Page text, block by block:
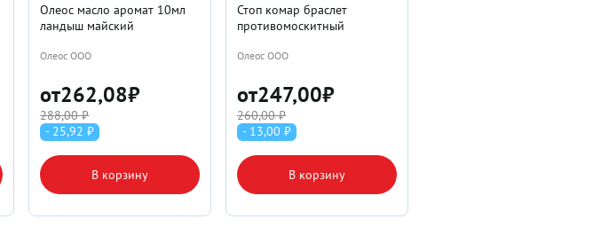
Олеос масло аромат 10мл
ландыш майский
Олеос ООО
от262,08₽
288,00 ₽
- 25,92 ₽
В корзину
Стоп комар браслет
противомоскитный
Олеос ООО
от247,00₽
260,00 ₽
- 13,00 ₽
В корзину